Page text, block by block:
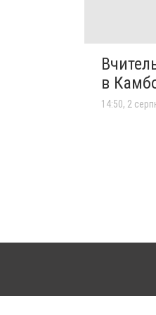
в
14:50, 2